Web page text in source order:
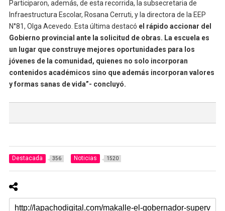
Participaron, además, de esta recorrida, la subsecretaria de
Infraestructura Escolar, Rosana Cerruti, y la directora de la EEP
N°81, Olga Acevedo. Esta última destacó el rápido accionar del
Gobierno provincial ante la solicitud de obras. La escuela es
un lugar que construye mejores oportunidades para los
jóvenes de la comunidad, quienes no solo incorporan
contenidos académicos sino que además incorporan valores
y formas sanas de vida”- concluyó.
Destacada 356 Noticias 1520